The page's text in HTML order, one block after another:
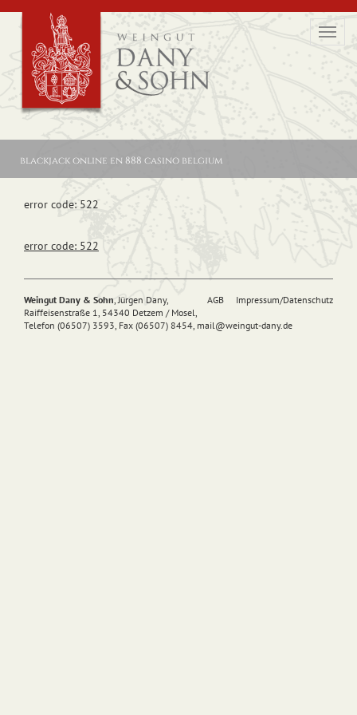
blackjack online en 888 casino belgium
error code: 522
error code: 522
AGB Impressum/Datenschutz
Weingut Dany & Sohn, Jürgen Dany,
Raiffeisenstraße 1, 54340 Detzem / Mosel,
Telefon (06507) 3593, Fax (06507) 8454, mail@weingut-dany.de